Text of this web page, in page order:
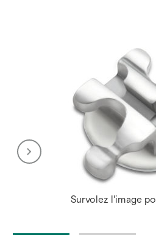
Survolez l'image